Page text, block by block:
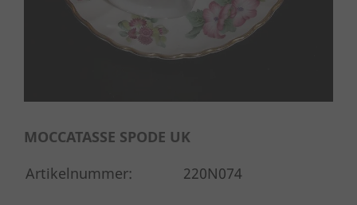
MOCCATASSE SPODE UK
Artikelnummer:
220N074